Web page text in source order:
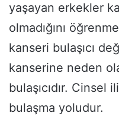
yaşayan erkekler
olmadığını
kanseri bulaşıcı
kanserine neden
bulaşıcıdır.
bulaşma yoludur.